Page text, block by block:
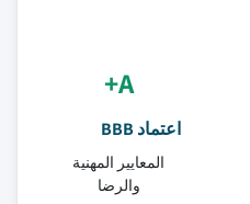
A+
اعتماد BBB
المعايير المهنية
والرضا